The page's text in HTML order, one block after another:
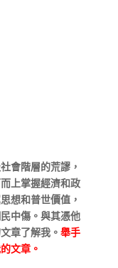
會階層的荒謬，
上掌握經濟和政
想和普世價值，
中傷。與其憑他
章了解我。 舉手
文章。